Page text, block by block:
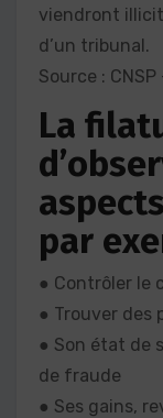
viendront
d’un tribunal.
Source : CNSP
La
par
● Contrôler le
● Trouver des
● Son état de
de fraude
● Ses gains,